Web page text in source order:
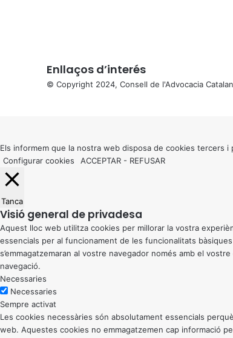
Enllaços d’interés
© Copyright 2024, Consell de l'Advocacia
button
Els informem que la nostra web disposa de cookies tercers
Configurar cookies
ACCEPTAR - REFUSAR
Tanca
Visió general de privadesa
Aquest lloc web utilitza cookies per millorar la vostra
essencials per al funcionament de les funcionalitats
s’emmagatzemaran al vostre navegador només amb el
navegació.
Necessaries
Necessaries
Sempre activat
Les cookies necessàries són absolutament essencials
web. Aquestes cookies no emmagatzemen cap informació